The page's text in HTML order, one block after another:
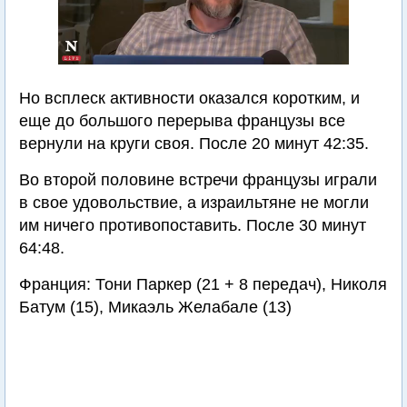
Но всплеск активности оказался коротким, и
еще до большого перерыва французы все
вернули на круги своя. После 20 минут 42:35.
Во второй половине встречи французы играли
в свое удовольствие, а израильтяне не могли
им ничего противопоставить. После 30 минут
64:48.
Франция: Тони Паркер (21 + 8 передач), Николя
Батум (15), Микаэль Желабале (13)